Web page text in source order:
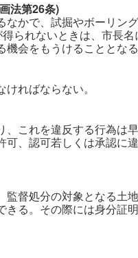
法第26条)
かで、試掘やボーリン
られないときは、市長
会をもうけることとなる
ればならない。
これを違反する行為は
、認可若しくは承認に
督処分の対象となる土
る。その際には身分証